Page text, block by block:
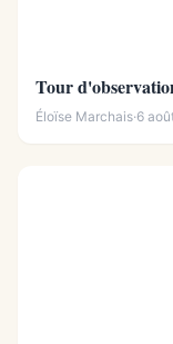
Tour
Éloïse Marchais·6